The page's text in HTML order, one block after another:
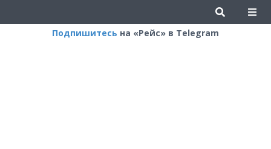
Подпишитесь на «Рейс» в Telegram